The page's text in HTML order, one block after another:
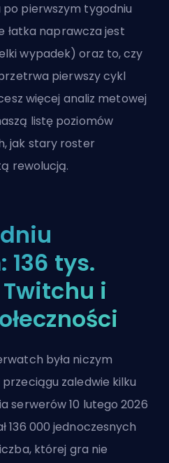
pierwszym tygodniu
łatka naprawcza jest
wypadek) oraz to, czy
pierwszy cykl
więcej analiz metowej
listę poziomów
, jak stary roster
rewolucją.
136 tys.
i
była niczym
zaledwie kilku
serwerów 10 lutego 2026
136 000 jednoczesnych
której gra nie